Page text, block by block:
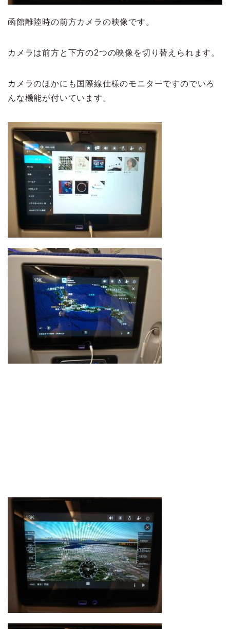
函館離陸時の前方カメラの映像です。
カメラは前方と下方の2つの映像を切り替えられます。
カメラのほかにも国際線仕様のモニターですのでいろ
んな機能が付いています。